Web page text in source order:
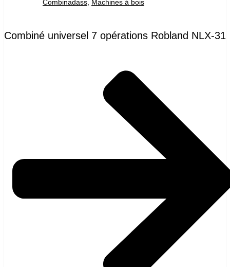
Combinadass Machines à bois
Combiné universel 7 opérations Robland NLX-31